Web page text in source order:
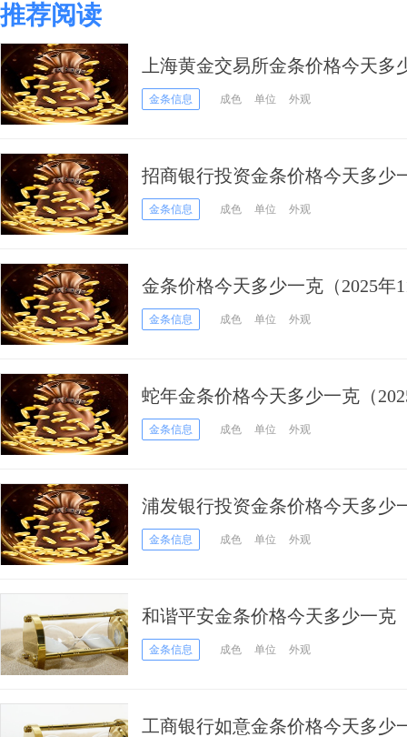
推荐阅读
上海黄金交易所金条价格今天多
日）
金条信息 成色 单位 外观
招商银行投资金条价格今天多少
金条信息 成色 单位 外观
金条价格今天多少一克（2025年
金条信息 成色 单位 外观
蛇年金条价格今天多少一克（
金条信息 成色 单位 外观
浦发银行投资金条价格今天多少
金条信息 成色 单位 外观
和谐平安金条价格今天多少一克
金条信息 成色 单位 外观
工商银行如意金条价格今天多少